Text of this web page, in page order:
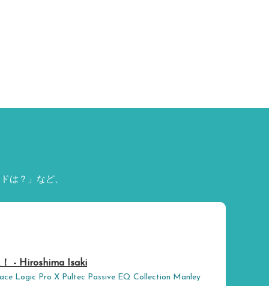
は？」など、
- Hiroshima Isaki
Logic Pro X Pultec Passive EQ Collection Manley